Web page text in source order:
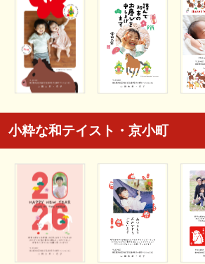
小粋な和テイスト・京小町